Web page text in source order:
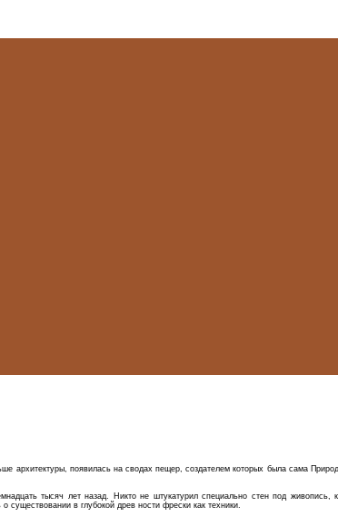
появилась на сводах пещер, создателем которых была сама
тысяч лет назад. Никто не штукатурил специально стен под
в глубокой древ ности фрески как техники.